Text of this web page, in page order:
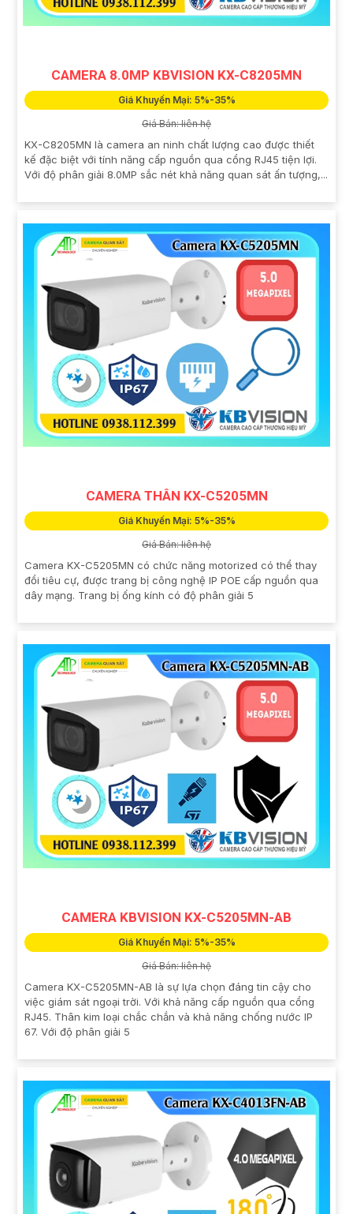
CAMERA 8.0MP KBVISION KX-C8205MN
Giá Khuyến Mại: 5%-35%
Giá Bán: liên hệ
KX-C8205MN là camera an ninh chất lượng cao được thiết
kế đặc biệt với tính năng cấp nguồn qua cổng RJ45 tiện lợi.
Với độ phân giải 8.0MP sắc nét khả năng quan sát ấn tượng,...
CAMERA THÂN KX-C5205MN
Giá Khuyến Mại: 5%-35%
Giá Bán: liên hệ
Camera KX-C5205MN có chức năng motorized có thể thay
đổi tiêu cự, được trang bị công nghệ IP POE cấp nguồn qua
dây mạng. Trang bị ống kính có độ phân giải 5
CAMERA KBVISION KX-C5205MN-AB
Giá Khuyến Mại: 5%-35%
Giá Bán: liên hệ
Camera KX-C5205MN-AB là sự lựa chọn đáng tin cậy cho
việc giám sát ngoại trời. Với khả năng cấp nguồn qua cổng
RJ45. Thân kim loại chắc chắn và khả năng chống nước IP
67. Với độ phân giải 5